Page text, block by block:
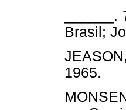
______.
Brasil;